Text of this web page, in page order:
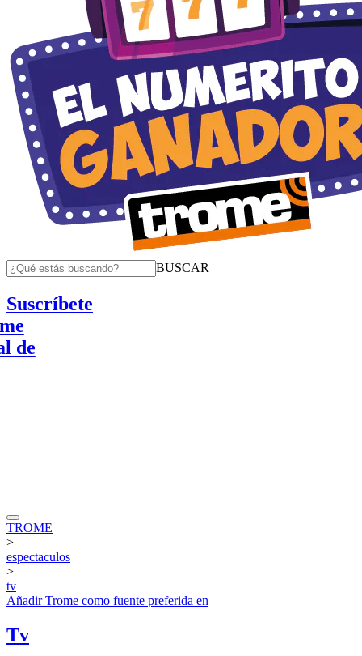
BUSCAR
Suscríbete
TROME
>
espectaculos
>
tv
AñadirTrome como fuente preferida en
Tv